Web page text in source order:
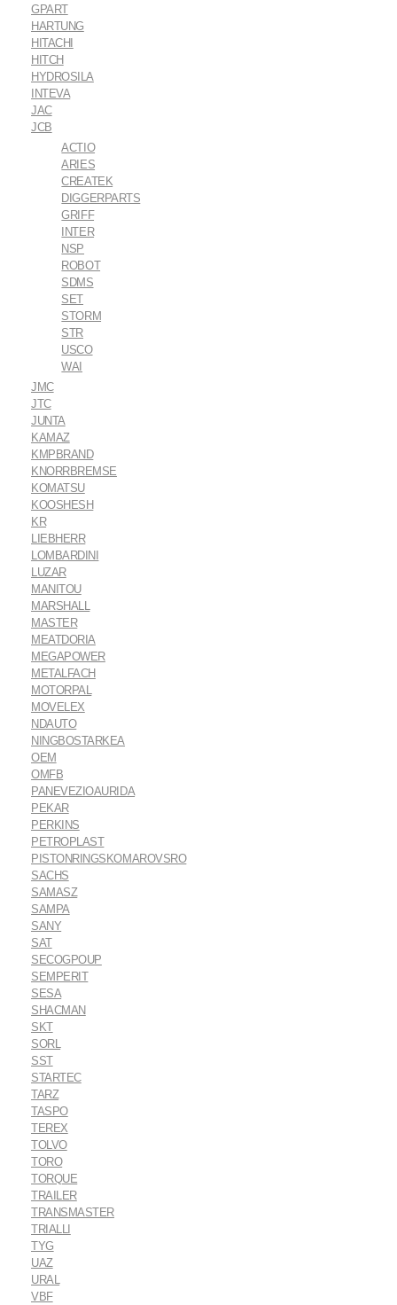
GPART
HARTUNG
HITACHI
HITCH
HYDROSILA
INTEVA
JAC
JCB
ACTIO
ARIES
CREATEK
DIGGERPARTS
GRIFF
INTER
NSP
ROBOT
SDMS
SET
STORM
STR
USCO
WAI
JMC
JTC
JUNTA
KAMAZ
KMPBRAND
KNORRBREMSE
KOMATSU
KOOSHESH
KR
LIEBHERR
LOMBARDINI
LUZAR
MANITOU
MARSHALL
MASTER
MEATDORIA
MEGAPOWER
METALFACH
MOTORPAL
MOVELEX
NDAUTO
NINGBOSTARKEA
OEM
OMFB
PANEVEZIOAURIDA
PEKAR
PERKINS
PETROPLAST
PISTONRINGSKOMAROVSRO
SACHS
SAMASZ
SAMPA
SANY
SAT
SECOGPOUP
SEMPERIT
SESA
SHACMAN
SKT
SORL
SST
STARTEC
TARZ
TASPO
TEREX
TOLVO
TORO
TORQUE
TRAILER
TRANSMASTER
TRIALLI
TYG
UAZ
URAL
VBF